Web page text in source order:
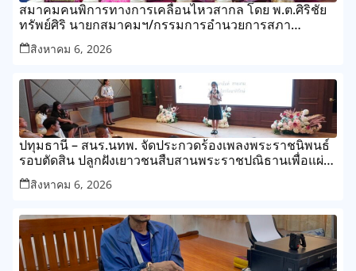
สมาคมคนพิการทางการเคลื่อนไหวสากล โดย พ.ต.ศิริชัย
ทรัพย์ศิริ นายกสมาคมฯ/กรรมการอำนวยการสภา
สังคมสงเคราะห์แห่งประเทศไทย
สิงหาคม 6, 2026
ปทุมธานี – สนร.นทพ. จัดประกวดร้องเพลงพระราชนิพนธ์
รอบตัดสิน ปลูกฝังเยาวชนสืบสานพระราชปณิธานเพื่อแผ่น
ดิน
สิงหาคม 6, 2026